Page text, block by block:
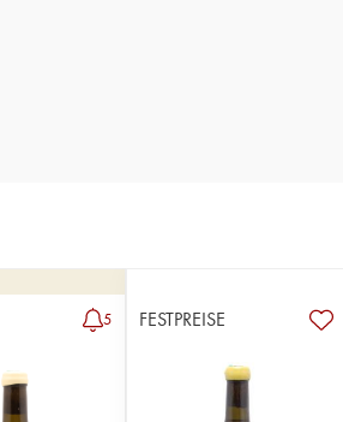
5 FESTPREISE